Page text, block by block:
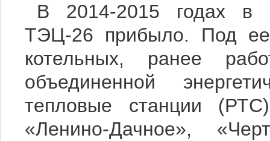
В 2014-2015 годах в
ТЭЦ-26 прибыло. Под
котельных, ранее
объединенной
тепловые станции
«Ленино-Дачное»,